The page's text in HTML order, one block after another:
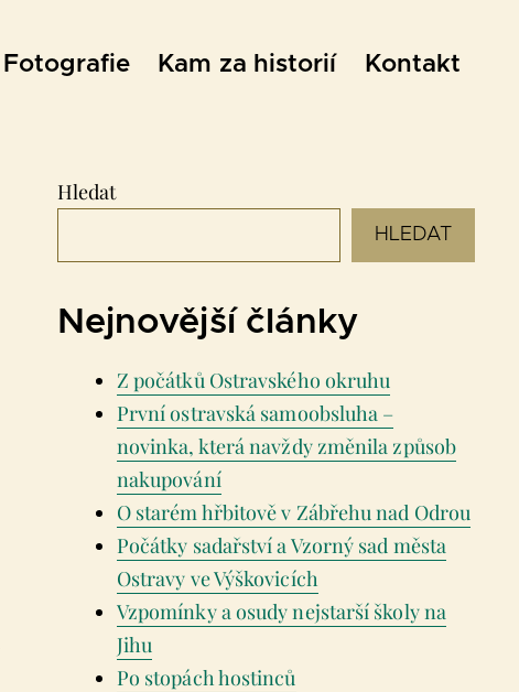
Fotografie Kam za historií Kontakt
Hledat
HLEDAT
Nejnovější články
Z počátků Ostravského okruhu
První ostravská samoobsluha –
novinka, která navždy změnila způsob
nakupování
O starém hřbitově v Zábřehu nad Odrou
Počátky sadařství a Vzorný sad města
Ostravy ve Výškovicích
Vzpomínky a osudy nejstarší školy na
Jihu
Po stopách hostinců